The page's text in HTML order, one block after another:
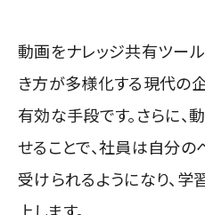
動画をナレッジ共有ツー
き方が多様化する現代の
有効な手段です。さらに
せることで、社員は自分
受けられるようになり、